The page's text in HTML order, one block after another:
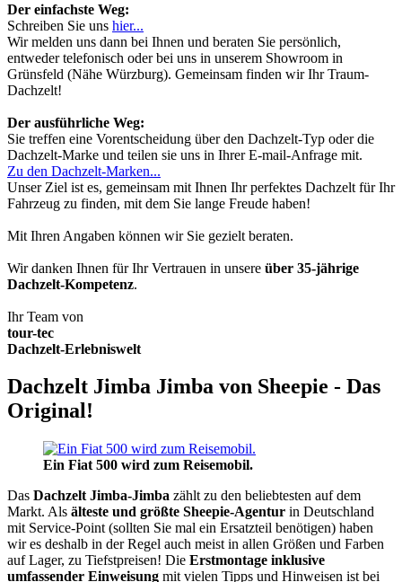
Der einfachste Weg:
Schreiben Sie uns hier...
Wir melden uns dann bei Ihnen und beraten Sie persönlich,
entweder telefonisch oder bei uns in unserem Showroom in
Grünsfeld (Nähe Würzburg). Gemeinsam finden wir Ihr Traum-
Dachzelt!
Der ausführliche Weg:
Sie treffen eine Vorentscheidung über den Dachzelt-Typ oder die
Dachzelt-Marke und teilen sie uns in Ihrer E-mail-Anfrage mit.
Zu den Dachzelt-Marken...
Unser Ziel ist es, gemeinsam mit Ihnen Ihr perfektes Dachzelt für Ihr
Fahrzeug zu finden, mit dem Sie lange Freude haben!
Mit Ihren Angaben können wir Sie gezielt beraten.
Wir danken Ihnen für Ihr Vertrauen in unsere über 35-jährige
Dachzelt-Kompetenz.
Ihr Team von
tour-tec
Dachzelt-Erlebniswelt
Dachzelt Jimba Jimba von Sheepie - Das
Original!
Ein Fiat 500 wird zum Reisemobil.
Das Dachzelt Jimba-Jimba zählt zu den beliebtesten auf dem
Markt. Als älteste und größte Sheepie-Agentur in Deutschland
mit Service-Point (sollten Sie mal ein Ersatzteil benötigen) haben
wir es deshalb in der Regel auch meist in allen Größen und Farben
auf Lager, zu Tiefstpreisen! Die Erstmontage inklusive
umfassender Einweisung mit vielen Tipps und Hinweisen ist bei